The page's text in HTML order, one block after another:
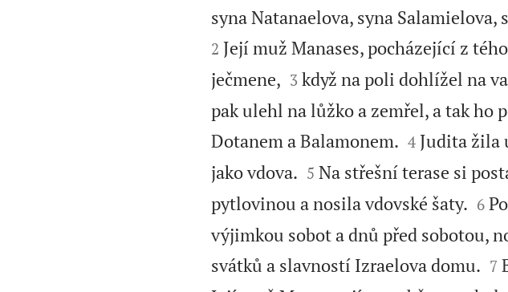
syna Natanaelova, syna Salamielova,
2 Její muž Manases, pocházející z
ječmene,
3 když na poli dohlížel na
pak ulehl na lůžko a zemřel, a tak
Dotanem a Balamonem.
4 Judita žila
jako vdova.
5 Na střešní terase si
pytlovinou a nosila vdovské šaty.
6
výjimkou sobot a dnů před sobotou,
svátků a slavností Izraelova domu.
7